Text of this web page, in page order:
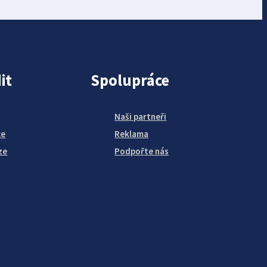
Spolupráce
Naši partneři
Reklama
Podpořte nás